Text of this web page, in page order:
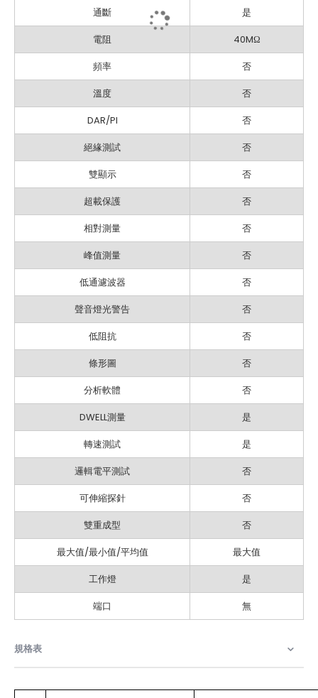
通斷
是
電阻
40MΩ
頻率
否
溫度
否
DAR/PI
否
絕緣測試
否
雙顯示
否
超載保護
否
相對測量
否
峰值測量
否
低通濾波器
否
聲音燈光警告
否
低阻抗
否
條形圖
否
分析軟體
否
DWELL測量
是
轉速測試
是
邏輯電平測試
否
可伸縮探針
否
雙重成型
否
最大值/最小值/平均值
最大值
工作燈
是
端口
無
規格表